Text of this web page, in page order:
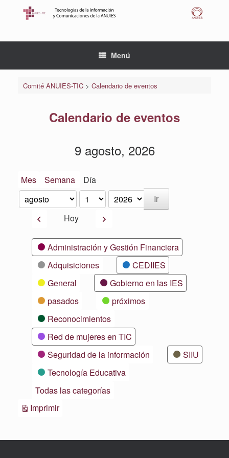
Menú
Comité ANUIES-TIC> Calendario de eventos
Calendario de eventos
9 agosto, 2026
Mes Semana Día
Mes
Día
Año
AnteriorHoy Siguiente
CategoríasAdministración y Gestión Financiera
Adquisiciones
CEDIIES
General
Gobierno en las IES
pasados
próximos
Reconocimientos
Red de mujeres en TIC
Seguridad de la información
SIIU
Tecnología Educativa
Todas las categorías
ImprimirVistas